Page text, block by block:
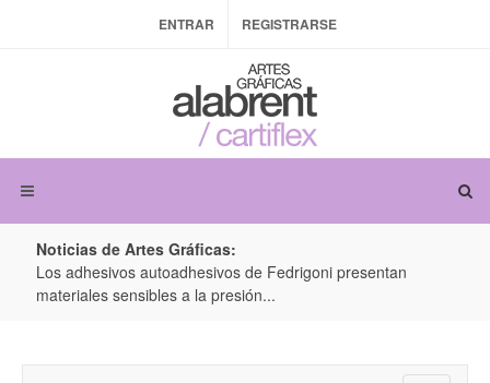
ENTRAR REGISTRARSE
Noticias de Artes Gráficas:
Los adhesivos autoadhesivos de Fedrigoni presentan
materiales sensibles a la presión...